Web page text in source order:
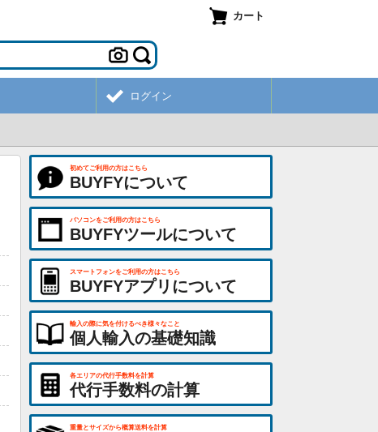
カート
ログイン
初めてご利用の方はこちら
BUYFYについて
パソコンをご利用の方はこちら
BUYFYツールについて
スマートフォンをご利用の方はこちら
BUYFYアプリについて
輸入の際に気を付けるべき様々なこと
個人輸入の基礎知識
各エリアの代行手数料を計算
代行手数料の計算
重量とサイズから概算送料を計算